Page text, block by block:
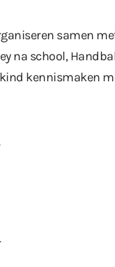
samen
na school,
kennismaken